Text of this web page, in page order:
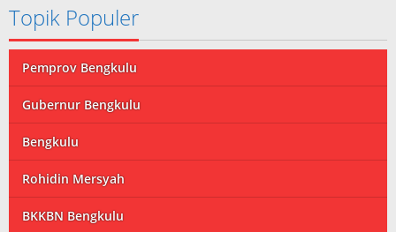
Topik Populer
Pemprov Bengkulu
Gubernur Bengkulu
Bengkulu
Rohidin Mersyah
BKKBN Bengkulu